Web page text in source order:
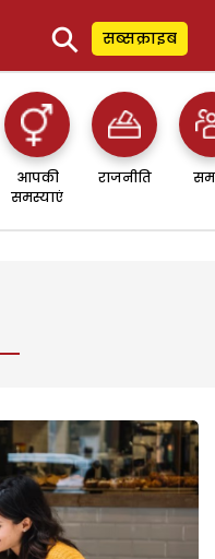
⚲ सब्सक्राइब
आपकी
समस्याएं
राजनीति